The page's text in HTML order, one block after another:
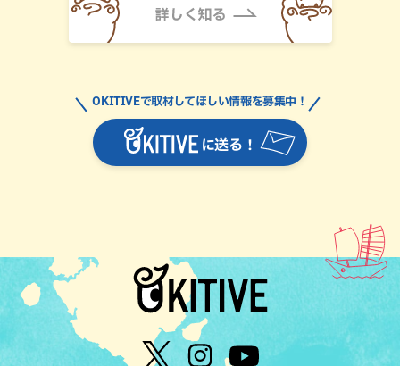
に送る！
OKITIVEで取材してほしい情報を募集中！